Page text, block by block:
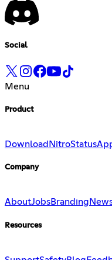
Social
Menu
Product
Download NitroStatus
Company
AboutJobsBranding
Resources